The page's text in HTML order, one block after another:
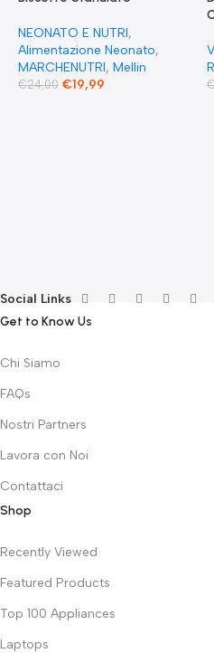
NEONATO E NUTRI,
Alimentazione Neonato,
MARCHENUTRI, Mellin
€24,00 €19,99
Social Links
Get to Know Us
Chi Siamo
FAQs
Nostri Partners
Lavora con Noi
Contattaci
Shop
Recently Viewed
Featured Products
Top 100 Appliances
Laptops